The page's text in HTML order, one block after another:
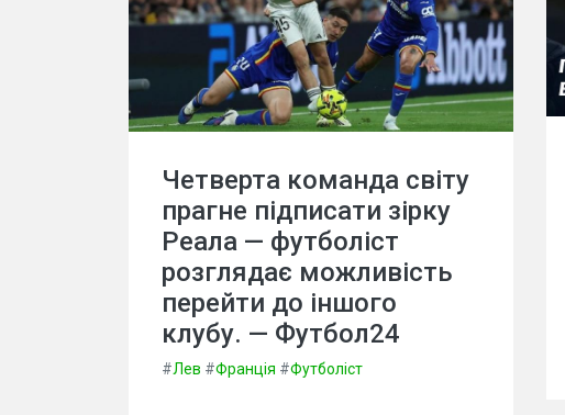
Четверта команда світу
прагне підписати зірку
Реала — футболіст
розглядає можливість
перейти до іншого
клубу. — Футбол24
#Лев #Франція #Футболіст